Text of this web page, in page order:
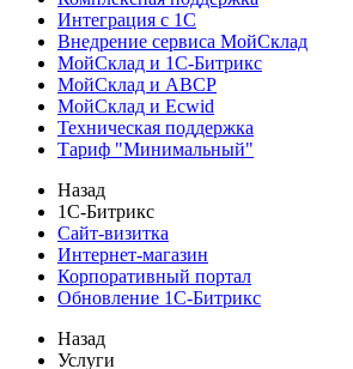
Интеграция с 1С
Внедрение сервиса МойСклад
МойСклад и 1С-Битрикс
МойСклад и ABCP
МойСклад и Ecwid
Техническая поддержка
Тариф "Минимальный"
Назад
1С-Битрикс
Сайт-визитка
Интернет-магазин
Корпоративный портал
Обновление 1С-Битрикс
Назад
Услуги